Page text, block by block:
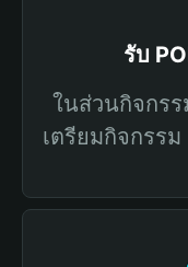
รับ
ในส่วนกิจกรร
เตรียมกิจกรร